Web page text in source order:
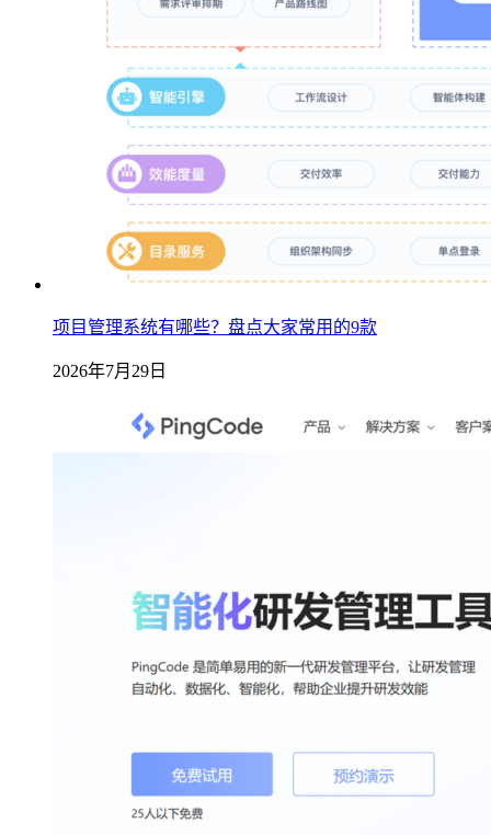
项目管理系统有哪些？盘点大家常用的9款
2026年7月29日